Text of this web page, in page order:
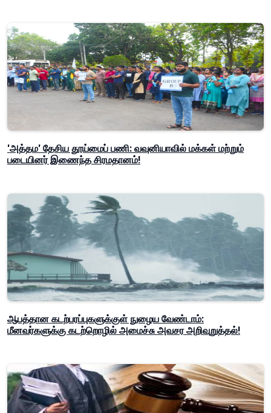
'அத்தம' தேசிய தூய்மைப் பணி: வவுனியாவில் மக்கள் மற்றும்
படையினர் இணைந்த சிரமதானம்!
ஆபத்தான கடற்பரப்புகளுக்குள் நுழைய வேண்டாம்:
மீனவர்களுக்கு கடற்றொழில் அமைச்சு அவசர அறிவுறுத்தல்!